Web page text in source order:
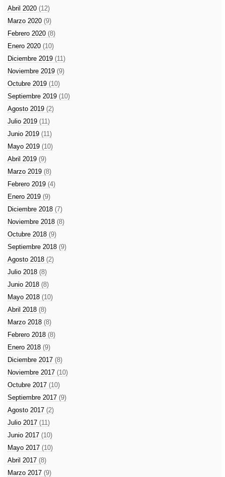
Abril 2020 (12)
Marzo 2020 (9)
Febrero 2020 (8)
Enero 2020 (10)
Diciembre 2019 (11)
Noviembre 2019 (9)
Octubre 2019 (10)
Septiembre 2019 (10)
Agosto 2019 (2)
Julio 2019 (11)
Junio 2019 (11)
Mayo 2019 (10)
Abril 2019 (9)
Marzo 2019 (8)
Febrero 2019 (4)
Enero 2019 (9)
Diciembre 2018 (7)
Noviembre 2018 (8)
Octubre 2018 (9)
Septiembre 2018 (9)
Agosto 2018 (2)
Julio 2018 (8)
Junio 2018 (8)
Mayo 2018 (10)
Abril 2018 (8)
Marzo 2018 (8)
Febrero 2018 (8)
Enero 2018 (9)
Diciembre 2017 (8)
Noviembre 2017 (10)
Octubre 2017 (10)
Septiembre 2017 (9)
Agosto 2017 (2)
Julio 2017 (11)
Junio 2017 (10)
Mayo 2017 (10)
Abril 2017 (8)
Marzo 2017 (9)